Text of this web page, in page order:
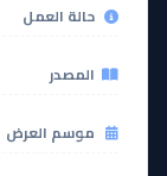
حالة العمل
المصدر
موسم العرض